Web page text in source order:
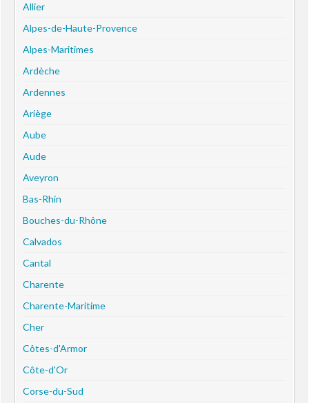
Allier
Alpes-de-Haute-Provence
Alpes-Maritimes
Ardèche
Ardennes
Ariège
Aube
Aude
Aveyron
Bas-Rhin
Bouches-du-Rhône
Calvados
Cantal
Charente
Charente-Maritime
Cher
Côtes-d'Armor
Côte-d'Or
Corse-du-Sud